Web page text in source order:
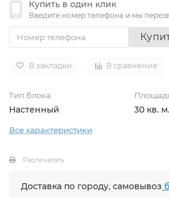
Купить в один клик
Введите номер телефона и мы
В закладки В сравнение
Тип блока
Настенный 30 кв. м.
Все характеристики
Распечатать
Доставка по городу, самовывоз